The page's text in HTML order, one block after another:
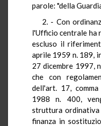
parole: "della
2. - Con
l'Ufficio centrale ha
escluso il
aprile 1959 n. 189,
27 dicembre 1997,
che con
dell'art. 17,
1988 n. 400,
struttura ordinativa
finanza in